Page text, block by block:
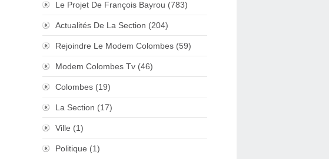
Le Projet De François Bayrou (783)
Actualités De La Section (204)
Rejoindre Le Modem Colombes (59)
Modem Colombes Tv (46)
Colombes (19)
La Section (17)
Ville (1)
Politique (1)